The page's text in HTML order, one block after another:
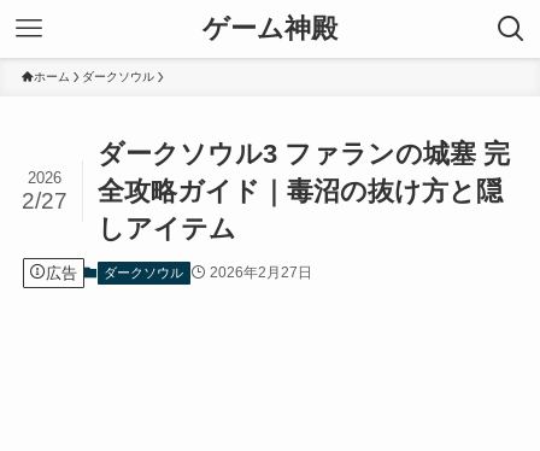
ゲーム神殿
ホーム ダークソウル
ダークソウル3 ファランの城塞 完
全攻略ガイド｜毒沼の抜け方と隠
しアイテム
2026
2/27
広告 ダークソウル 2026年2月27日